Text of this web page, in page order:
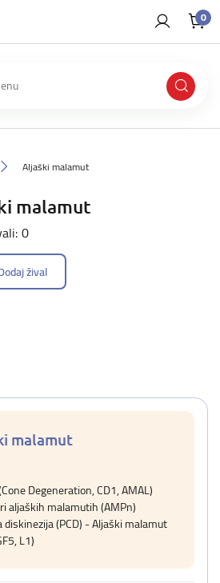
0
Aljaški malamut
malamut
0
žival
malamut
Degeneration, CD1, AMAL)
aljaških malamutih (AMPn)
(PCD) - Aljaški malamut
L1)